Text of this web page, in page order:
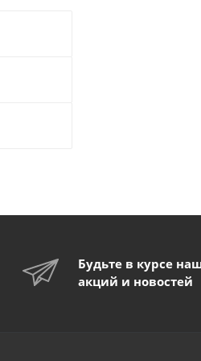
Будьте в курсе
акций и новостей